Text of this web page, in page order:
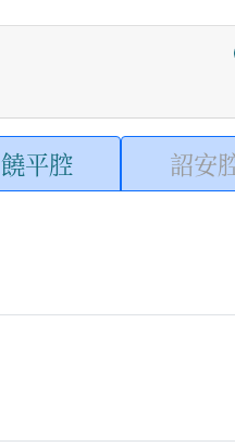
饒平腔 詔安